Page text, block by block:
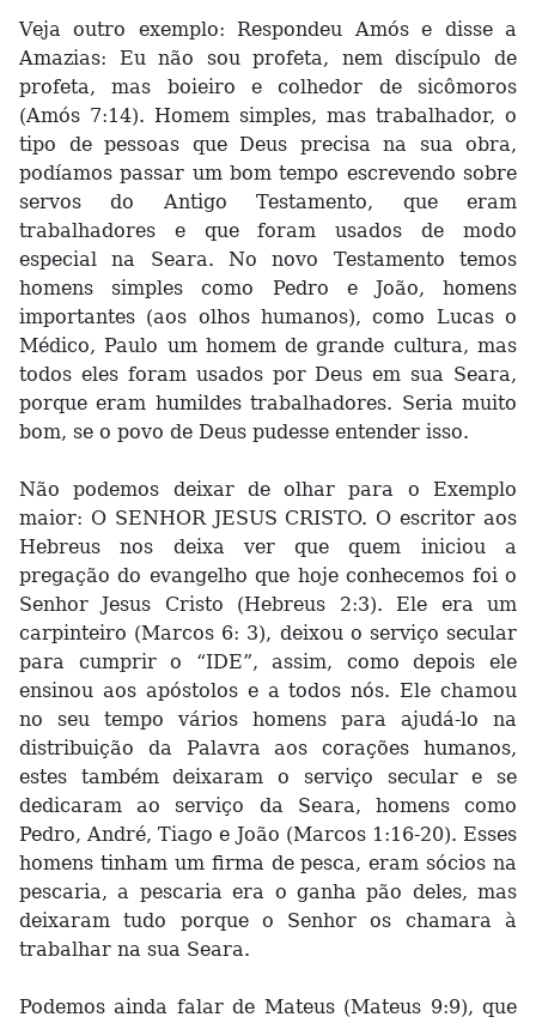
Veja outro exemplo: Respondeu Amós e disse a
Amazias: Eu não sou profeta, nem discípulo de
profeta, mas boieiro e colhedor de sicômoros
(Amós 7:14). Homem simples, mas trabalhador, o
tipo de pessoas que Deus precisa na sua obra,
podíamos passar um bom tempo escrevendo sobre
servos do Antigo Testamento, que eram
trabalhadores e que foram usados de modo
especial na Seara. No novo Testamento temos
homens simples como Pedro e João, homens
importantes (aos olhos humanos), como Lucas o
Médico, Paulo um homem de grande cultura, mas
todos eles foram usados por Deus em sua Seara,
porque eram humildes trabalhadores. Seria muito
bom, se o povo de Deus pudesse entender isso.
Não podemos deixar de olhar para o Exemplo
maior: O SENHOR JESUS CRISTO. O escritor aos
Hebreus nos deixa ver que quem iniciou a
pregação do evangelho que hoje conhecemos foi o
Senhor Jesus Cristo (Hebreus 2:3). Ele era um
carpinteiro (Marcos 6: 3), deixou o serviço secular
para cumprir o “IDE”, assim, como depois ele
ensinou aos apóstolos e a todos nós. Ele chamou
no seu tempo vários homens para ajudá-lo na
distribuição da Palavra aos corações humanos,
estes também deixaram o serviço secular e se
dedicaram ao serviço da Seara, homens como
Pedro, André, Tiago e João (Marcos 1:16-20). Esses
homens tinham um firma de pesca, eram sócios na
pescaria, a pescaria era o ganha pão deles, mas
deixaram tudo porque o Senhor os chamara à
trabalhar na sua Seara.
Podemos ainda falar de Mateus (Mateus 9:9), que